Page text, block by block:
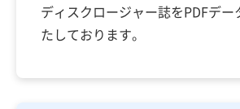
ディスクロージャー誌をPDFデー
たしております。